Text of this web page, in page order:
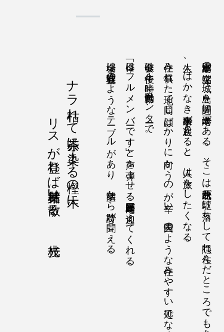
人生、はかなき出来事が次々起こると、人は旅をしたくなる。
歌会は午後１時半、勤労市民センターで。
「今日はフルメンバーです」と声を弾ませる三宅尚道師匠が迎えてくれる。
会場は料理教室のようなテーブルがあり、隣室から詩吟が聞こえる。
ナラ枯れて赤茶に染まる樫の木に
リスが登れば枯葉舞い散る 光枝